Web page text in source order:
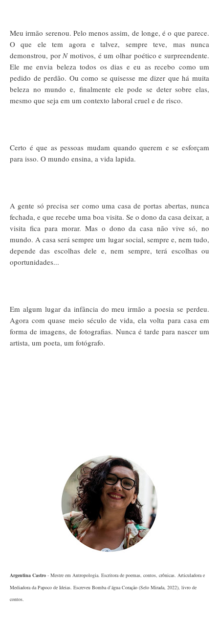
Meu irmão serenou. Pelo menos assim, de longe, é o que parece.
O que ele tem agora e talvez, sempre teve, mas nunca
demonstrou, porNmotivos, é um olhar poético e surpreendente.
Ele me envia beleza todos os dias e eu as recebo como um
pedido de perdão. Ou como se quisesse me dizer que há muita
beleza no mundo e, finalmente ele pode se deter sobre elas,
mesmo que seja em um contexto laboral cruel e de risco.
Certo é que as pessoas mudam quando querem e se esforçam
para isso. O mundo ensina, a vida lapida.
A gente só precisa ser como uma casa de portas abertas, nunca
fechada, e que recebe uma boa visita. Se o dono da casa deixar, a
visita fica para morar. Mas o dono da casa não vive só, no
mundo. A casa será sempre um lugar social, sempre e, nem tudo,
depende das escolhas dele e, nem sempre, terá escolhas ou
oportunidades...
Em algum lugar da infância do meu irmão a poesia se perdeu.
Agora com quase meio século de vida, ela volta para casa em
forma de imagens, de fotografias. Nunca é tarde para nascer um
artista, um poeta, um fotógrafo.
Argentina Castro - Mestre em Antropologia. Escritora de poemas, contos, crônicas. Articuladora e
Mediadora da Papoco de Ideias. Escreveu Bomba d’água Coração (Selo Mirada, 2022), livro de
contos.